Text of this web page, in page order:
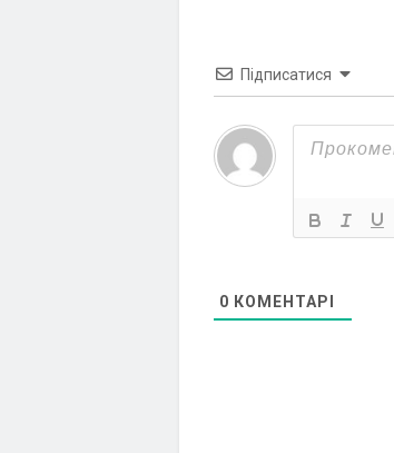
Підписатися
0 КОМЕНТАРІ